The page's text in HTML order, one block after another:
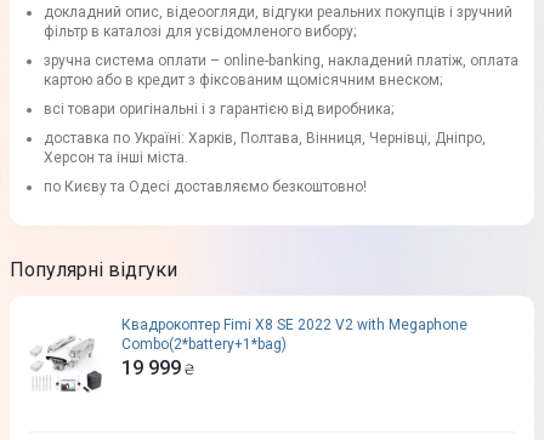
докладний опис, відеоогляди, відгуки реальних покупців і зручний
фільтр в каталозі для усвідомленого вибору;
зручна система оплати – online-banking, накладений платіж, оплата
картою або в кредит з фіксованим щомісячним внеском;
всі товари оригінальні і з гарантією від виробника;
доставка по Україні: Харків, Полтава, Вінниця, Чернівці, Дніпро,
Херсон та інші міста.
по Києву та Одесі доставляємо безкоштовно!
Популярні відгуки
Квадрокоптер Fimi X8 SE 2022 V2 with Megaphone
Combo(2*battery+1*bag)
19 999 ₴